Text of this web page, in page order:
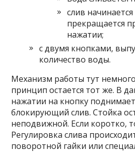
слив
прекращается
нажатии;
с двумя кнопками,
количество воды.
Механизм работы тут
принцип остается тот же. В
нажатии на кнопку
блокирующий слив. Стойка
неподвижной. Если коротко,
Регулировка слива
поворотной гайки или